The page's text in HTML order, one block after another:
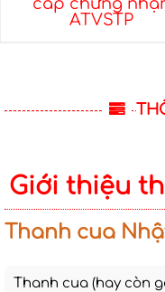
ATVSTP
Giới thiệu
Thanh cua
Thanh cua (hay còn